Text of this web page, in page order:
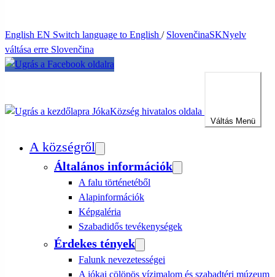
English EN Switch language to English / SlovenčinaSKNyelv
váltása erre Slovenčina
JókaKözség hivatalos oldala
Váltás Menü
A községről
Általános információk
A falu történetéből
Alapinformációk
Képgaléria
Szabadidős tevékenységek
Érdekes tények
Falunk nevezetességei
A jókai cölöpös vízimalom és szabadtéri múzeum